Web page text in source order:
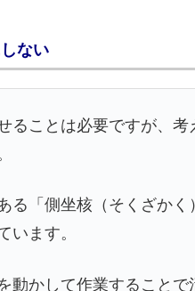
ない
ることは必要ですが、
る「側坐核（そくざか
います。
動かして作業すること